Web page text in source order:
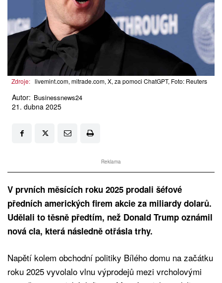
Zdroje: livemint.com, mitrade.com, X, za pomoci ChatGPT, Foto: Reuters
Autor: Businessnews24
21. dubna 2025
Reklama
V prvních měsících roku 2025 prodali šéfové
předních amerických firem akcie za miliardy dolarů.
Udělali to těsně předtím, než Donald Trump oznámil
nová cla, která následně otřásla trhy.
Napětí kolem obchodní politiky Bílého domu na začátku
roku 2025 vyvolalo vlnu výprodejů mezi vrcholovými